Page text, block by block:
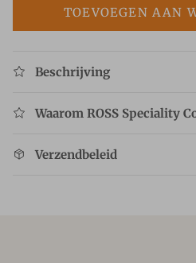
TOEVOEGEN AAN
Beschrijving
Waarom ROSS Speciality
Verzendbeleid